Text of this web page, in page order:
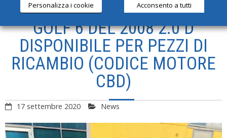
SERVIZI
PRODOTTI
NEWS
GOLF 6 DEL 2008 2.0 D
DISPONIBILE PER PEZZI DI
RICAMBIO (CODICE MOTORE
CBD)
17 settembre 2020 News
Personalizza i cookie Acconsento a tutti